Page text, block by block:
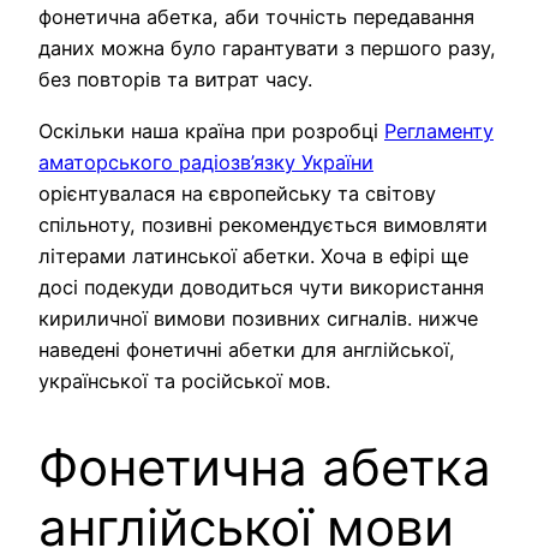
фонетична абетка, аби точність передавання
даних можна було гарантувати з першого разу,
без повторів та витрат часу.
Оскільки наша країна при розробці Регламенту
аматорського радіозв’язку України
орієнтувалася на європейську та світову
спільноту, позивні рекомендується вимовляти
літерами латинської абетки. Хоча в ефірі ще
досі подекуди доводиться чути використання
кириличної вимови позивних сигналів. нижче
наведені фонетичні абетки для англійської,
української та російської мов.
Фонетична абетка
англійської мови